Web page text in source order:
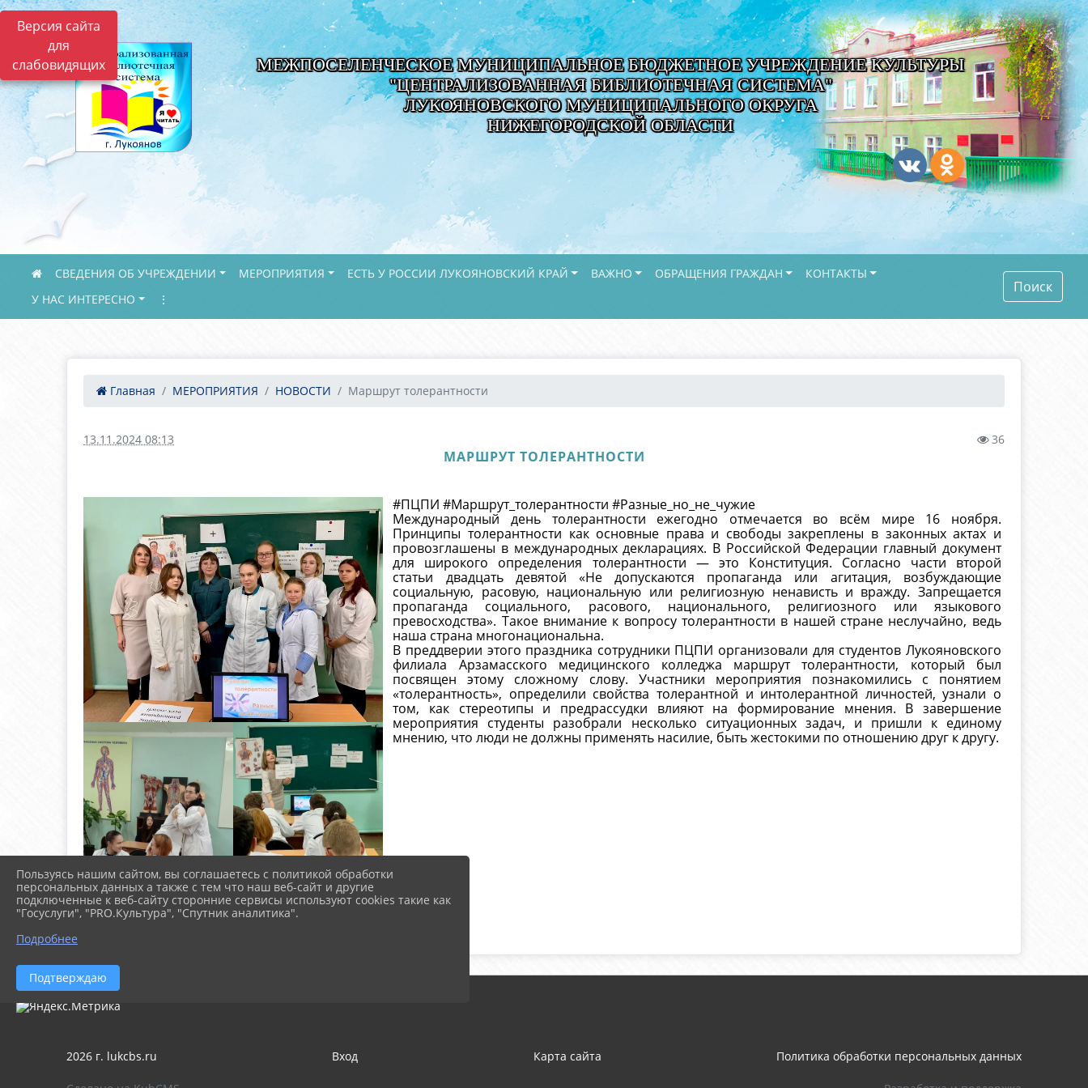
Версия сайта
для
слабовидящих
МЕЖПОСЕЛЕНЧЕСКОЕ МУНИЦИПАЛЬНОЕ БЮДЖЕТНОЕ УЧРЕЖДЕНИЕ КУЛЬТУРЫ
"ЦЕНТРАЛИЗОВАННАЯ БИБЛИОТЕЧНАЯ СИСТЕМА"
ЛУКОЯНОВСКОГО МУНИЦИПАЛЬНОГО ОКРУГА
НИЖЕГОРОДСКОЙ ОБЛАСТИ
СВЕДЕНИЯ ОБ УЧРЕЖДЕНИИ МЕРОПРИЯТИЯ ЕСТЬ У РОССИИ ЛУКОЯНОВСКИЙ КРАЙ ВАЖНО ОБРАЩЕНИЯ ГРАЖДАН
КОНТАКТЫ
У НАС ИНТЕРЕСНО
⋮
Поиск
Главная МЕРОПРИЯТИЯ НОВОСТИ Маршрут толерантности
13.11.2024 08:13 36
МАРШРУТ ТОЛЕРАНТНОСТИ
#ПЦПИ #Маршрут_толерантности #Разные_но_не_чужие
Международный день толерантности ежегодно отмечается во всём мире 16 ноября.
Принципы толерантности как основные права и свободы закреплены в законных актах и
провозглашены в международных декларациях. В Российской Федерации главный документ
для широкого определения толерантности — это Конституция. Согласно части второй
статьи двадцать девятой «Не допускаются пропаганда или агитация, возбуждающие
социальную, расовую, национальную или религиозную ненависть и вражду. Запрещается
пропаганда социального, расового, национального, религиозного или языкового
превосходства». Такое внимание к вопросу толерантности в нашей стране неслучайно, ведь
наша страна многонациональна.
В преддверии этого праздника сотрудники ПЦПИ организовали для студентов Лукояновского
филиала Арзамасского медицинского колледжа маршрут толерантности, который был
посвящен этому сложному слову. Участники мероприятия познакомились с понятием
«толерантность», определили свойства толерантной и интолерантной личностей, узнали о
том, как стереотипы и предрассудки влияют на формирование мнения. В завершение
мероприятия студенты разобрали несколько ситуационных задач, и пришли к единому
мнению, что люди не должны применять насилие, быть жестокими по отношению друг к другу.
2026 г. lukcbs.ru Вход Карта сайта Политика обработки персональных данных
Пользуясь нашим сайтом, вы соглашаетесь с политикой обработки
персональных данных а также с тем что наш веб-сайт и другие
подключенные к веб-сайту сторонние сервисы используют cookies такие как
"Госуслуги", "PRO.Культура", "Спутник аналитика".
Подробнее
Подтверждаю